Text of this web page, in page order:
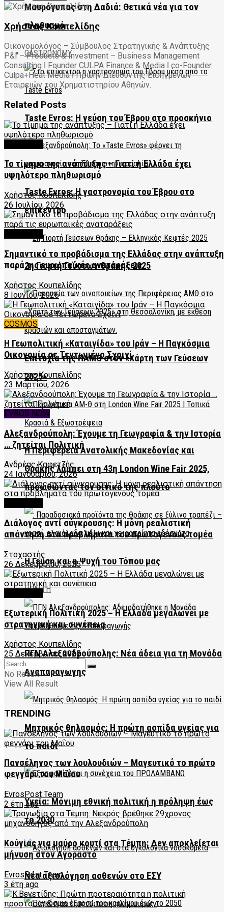
Μαυρόγυπας στη Δαδιά: Θετικά νέα για τον
πληθυσμό
GASTRONOMY
Taste Evros: Η γεύση του Έβρου στο προσκήνιο
Taste Evros: Η γαστρονομία του Έβρου στο
επίκεντρο
2η Γιορτή Γεύσεων Θράκης 2025
Επιτυχία της ΠΑΜΘ στον «Χάρτη των Γεύσεων
2025»
Η Περιφέρεια Ανατολικής Μακεδονίας και
Θράκης λάμπει στη 43η London Wine Fair 2025,
προωθώντας τον οινικό της πλούτο
Η Γεύση και η Ψυχή του Τόπου μας
HEALTH
ΠΓΝ Αλεξανδρούπολης: Νέα άδεια για τη Μονάδα
Αναπαραγωγής
Μητρικός θηλασμός: Η πρώτη ασπίδα υγείας για
το παιδί
Υγεία: Μόνιμη εθνική πολιτική η πρόληψη έως
το 2030
Νέα αξιολόγηση ασθενών στο ΕΣΥ
Χρήστος Κουπελίδης
Οικονομολόγος – Σύμβουλος Στρατηγικής & Ανάπτυξης
P&I – Products & Investment – Business Management
Consulting ǀ Founder CULPA Finance & Media ǀ co-Founder
Culpa+Heat Media ǀ Πρώην Διευθυντής Εισηγμένων
Εταιρειών του Χρηματιστηρίου Αθηνών.
Related Posts
Το τίμημα της ανάπτυξης – Γιατί η Ελλάδα έχει
υψηλότερο πληθωρισμό
Χρήστος Κουπελίδης
26 Ιουλίου, 2026
Σημαντικό το προβάδισμα της Ελλάδας στην ανάπτυξη
παρά τις ευρωπαϊκές αναταράξεις
Χρήστος Κουπελίδης
8 Ιουνίου, 2026
COSMOS
Η Γεωπολιτική «Καταιγίδα» του Ιράν – Η Παγκόσμια
Οικονομία σε Τεντωμένο Σχοινί
Χρήστος Κουπελίδης
23 Μαρτίου, 2026
EVROS NOW
Αλεξανδρούπολη: Έχουμε τη Γεωγραφία & την Ιστορία
… ζητείται Πολιτική
Ανδρέας Καφετζής
24 Ιανουαρίου, 2026
Διάλογος αντί σύγκρουσης: Η μόνη ρεαλιστική
απάντηση στα προβλήματα του πρωτογενούς τομέα
Στοχαστής
26 Δεκεμβρίου, 2025
Εξωτερική Πολιτική 2025 – Η Ελλάδα μεγαλώνει με
στρατηγική και συνέπεια
Χρήστος Κουπελίδης
25 Δεκεμβρίου, 2025
No Result
View All Result
TRENDING
Πανσέληνος των λουλουδιών – Μαγευτικό το πρώτο
φεγγάρι του Μαΐου
EvrosPost Team
2 έτη ago
Κούγιας για μαύρο κουτί στα Τέμπη: Δεν αποκλείεται
μήνυση στον Αγοραστό
EvrosPost Team
3 έτη ago